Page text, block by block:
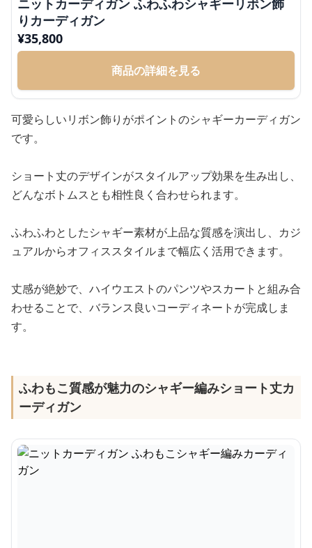
ニットカーディガン ふわふわシャギーリボン飾
りカーディガン
¥35,800
商品の詳細を見る
可愛らしいリボン飾りがポイントのシャギーカーディガン
です。
ショート丈のデザインがスタイルアップ効果を生み出し、
どんなボトムスとも相性良く合わせられます。
ふわふわとしたシャギー素材が上品な質感を演出し、カジ
ュアルからオフィススタイルまで幅広く活用できます。
丈感が絶妙で、ハイウエストのパンツやスカートと組み合
わせることで、バランス良いコーディネートが完成しま
す。
ふわもこ質感が魅力のシャギー編みショート丈カ
ーディガン